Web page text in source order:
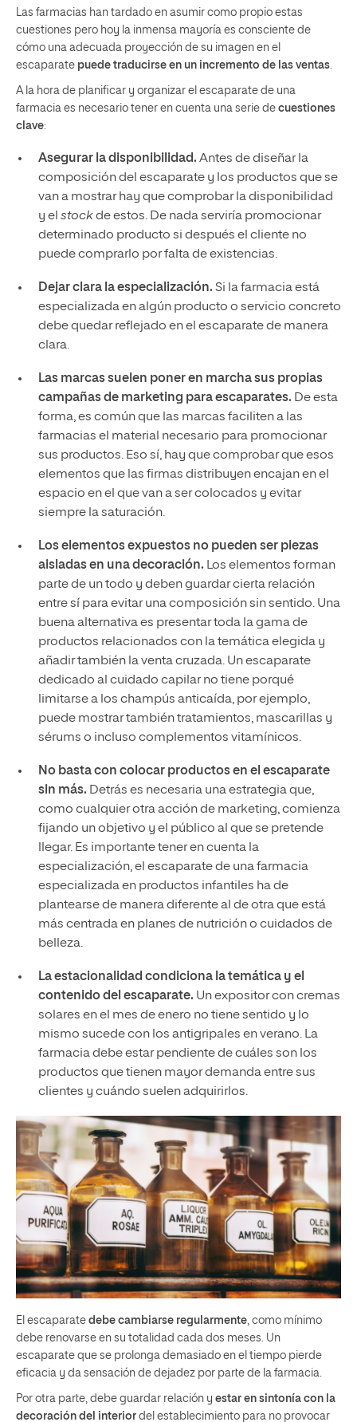
Las farmacias han tardado en asumir como propio estas
cuestiones pero hoy la inmensa mayoría es consciente de
cómo una adecuada proyección de su imagen en el
escaparate puede traducirse en un incremento de las ventas
A la hora de planificar y organizar el escaparate de una
farmacia es necesario tener en cuenta una serie de cuestiones
clave:
Asegurar la disponibilidad. Antes de diseñar la
composición del escaparate y los productos que se
van a mostrar hay que comprobar la disponibilidad
y el stockde estos. De nada serviría promocionar
determinado producto si después el cliente no
puede comprarlo por falta de existencias.
Dejar clara la especialización. Si la farmacia está
especializada en algún producto o servicio concreto
debe quedar reflejado en el escaparate de manera
clara.
Las marcas suelen poner en marcha sus propias
campañas de marketing para escaparates. De esta
forma, es común que las marcas faciliten a las
farmacias el material necesario para promocionar
sus productos. Eso sí, hay que comprobar que esos
elementos que las firmas distribuyen encajan en el
espacio en el que van a ser colocados y evitar
siempre la saturación.
Los elementos expuestos no pueden ser piezas
aisladas en una decoración. Los elementos forman
parte de un todo y deben guardar cierta relación
entre sí para evitar una composición sin sentido. Una
buena alternativa es presentar toda la gama de
productos relacionados con la temática elegida y
añadir también la venta cruzada. Un escaparate
dedicado al cuidado capilar no tiene porqué
limitarse a los champús anticaída, por ejemplo,
puede mostrar también tratamientos, mascarillas y
sérums o incluso complementos vitamínicos.
No basta con colocar productos en el escaparate
sin más. Detrás es necesaria una estrategia que,
como cualquier otra acción de marketing, comienza
fijando un objetivo y el público al que se pretende
llegar. Es importante tener en cuenta la
especialización, el escaparate de una farmacia
especializada en productos infantiles ha de
plantearse de manera diferente al de otra que está
más centrada en planes de nutrición o cuidados de
belleza.
La estacionalidad condiciona la temática y el
contenido del escaparate. Un expositor con cremas
solares en el mes de enero no tiene sentido y lo
mismo sucede con los antigripales en verano. La
farmacia debe estar pendiente de cuáles son los
productos que tienen mayor demanda entre sus
clientes y cuándo suelen adquirirlos.
El escaparate debe cambiarse regularmente, como mínimo
debe renovarse en su totalidad cada dos meses. Un
escaparate que se prolonga demasiado en el tiempo pierde
eficacia y da sensación de dejadez por parte de la farmacia.
Por otra parte, debe guardar relación y estar en sintonía con la
decoración del interior del establecimiento para no provocar